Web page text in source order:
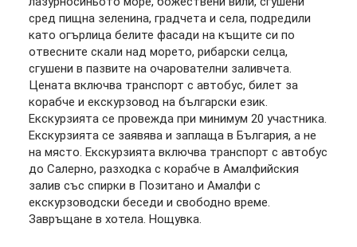
сред пищна зеленина, градчета и села, подредили
като огърлица белите фасади на къщите си по
отвесните скали над морето, рибарски селца,
сгушени в пазвите на очарователни заливчета.
Цената включва транспорт с автобус, билет за
корабче и екскурзовод на български език.
Екскурзията се провежда при минимум 20 участника.
Екскурзията се заявява и заплаща в България, а не
на място. Eкскурзията включва транспорт с автобус
до Салерно, разходка с корабче в Амалфийския
залив със спирки в Позитано и Амалфи с
екскурзоводски беседи и свободно време.
Завръщане в хотела. Нощувка.